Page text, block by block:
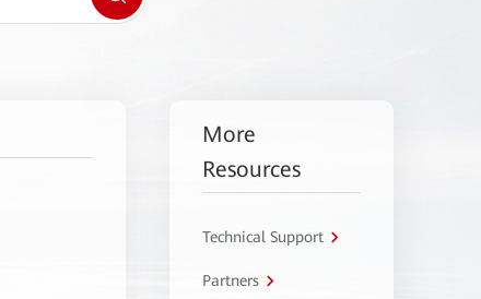
More
Resources
Technical Support
Partners